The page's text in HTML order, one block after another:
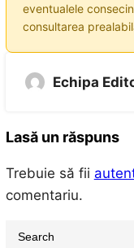
eventualele
consultarea
Echipa
Lasă un răspuns
Trebuie să fii
comentariu.